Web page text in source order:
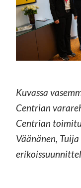
Kuvassa
Centrian
Centrian
Väänänen,